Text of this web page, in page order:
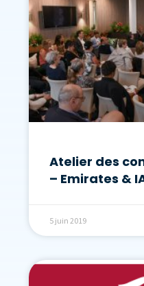
Atelier des
– Emirates &
5 juin 2019